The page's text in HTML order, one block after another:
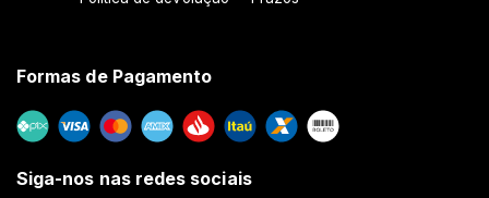
Formas de Pagamento
Siga-nos nas redes sociais